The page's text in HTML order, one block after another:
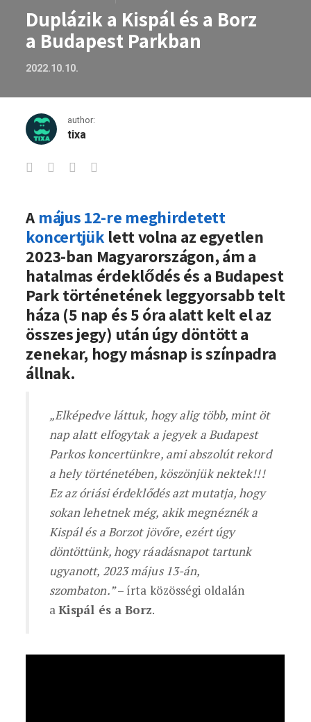
Duplázik a Kispál és a Borz
a Budapest Parkban
2022.10.10.
author:
tixa
Duplázik a Kispál és a Borz a Budapest
A május 12-re meghirdetett
koncertjüklett volna az egyetlen
2023-ban Magyarországon, ám a
hatalmas érdeklődés és a Budapest
Park történetének leggyorsabb telt
háza (5 nap és 5 óra alatt kelt el az
összes jegy) után úgy döntött a
zenekar, hogy másnap is színpadra
állnak.
„Elképedve láttuk, hogy alig több, mint öt
nap alatt elfogytak a jegyek a Budapest
Parkos koncertünkre, ami abszolút rekord
a hely történetében, köszönjük nektek!!!
Ez az óriási érdeklődés azt mutatja, hogy
sokan lehetnek még, akik megnéznék a
Kispál és a Borzot jövőre, ezért úgy
döntöttünk, hogy ráadásnapot tartunk
ugyanott, 2023 május 13-án,
szombaton.”– írta közösségi oldalán
aKispál és a Borz.